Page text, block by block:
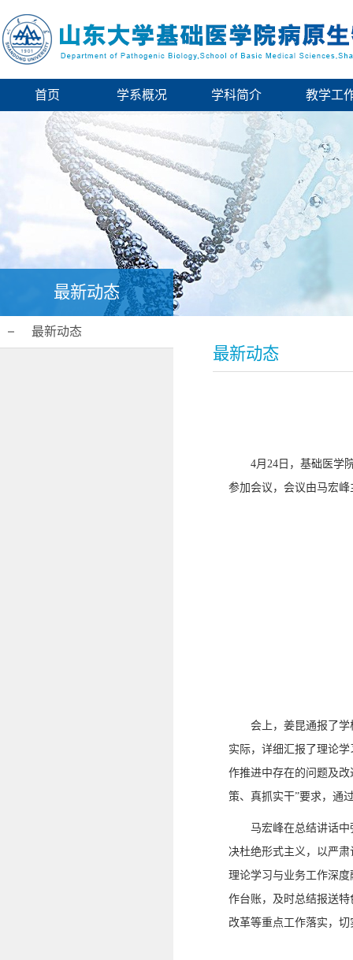
首页 学系概况 学科简介 教学工
最新动态
最新动态
最新动态
4月24日，基础医学
参加会议，会议由马宏峰
会上，姜昆通报了
实际，详细汇报了理论
作推进中存在的问题及
策、真抓实干”要求，通
马宏峰在总结讲话
决杜绝形式主义，以严
理论学习与业务工作深
作台账，及时总结报送
改革等重点工作落实，